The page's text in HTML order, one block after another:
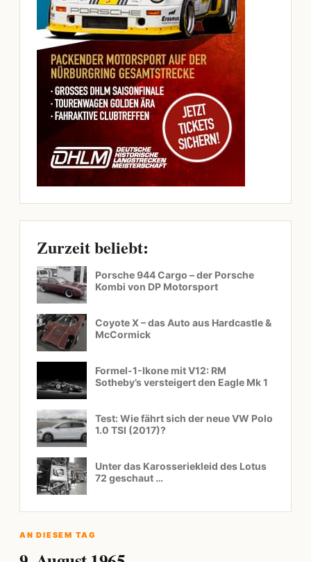
Zurzeit beliebt:
Porsche 944 Cargo – der Porsche
Kombi von DP Motorsport
Coyote X – das Auto aus Hardcastle &
McCormick
Formel-1-Ikone mit V12: RM
Sotheby’s versteigert den Eagle Mk 1
Test: Wie fährt sich der neue VW Polo
1.0 TSI (2017)?
Unter das Karosseriekleid des Lotus
72 geschaut …
AN DIESEM TAG